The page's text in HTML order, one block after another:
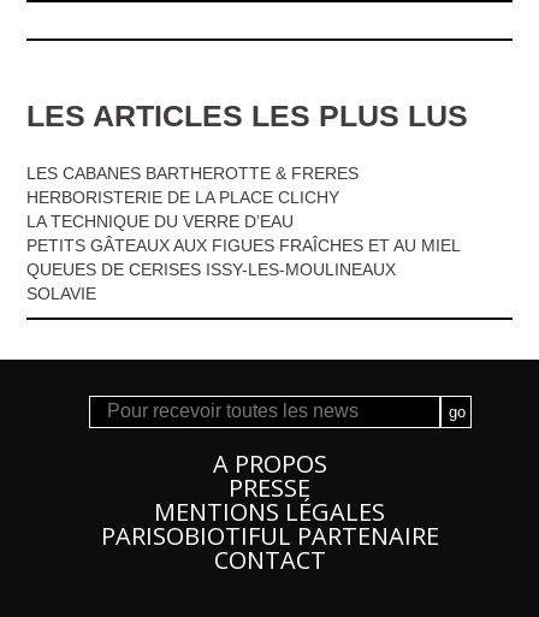
LES ARTICLES LES PLUS LUS
LES CABANES BARTHEROTTE & FRERES
HERBORISTERIE DE LA PLACE CLICHY
LA TECHNIQUE DU VERRE D’EAU
PETITS GÂTEAUX AUX FIGUES FRAÎCHES ET AU MIEL
QUEUES DE CERISES ISSY-LES-MOULINEAUX
SOLAVIE
A PROPOS
PRESSE
MENTIONS LÉGALES
PARISOBIOTIFUL PARTENAIRE
CONTACT